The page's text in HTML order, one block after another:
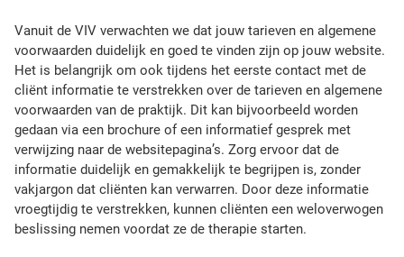
e
e
n
c
r
u
c
i
a
l
e
Vanuit de VIV verwachten we dat jouw tarieven en algemene
voorwaarden duidelijk en goed te vinden zijn op jouw website.
Het is belangrijk om ook tijdens het eerste contact met de
cliënt informatie te verstrekken over de tarieven en algemene
voorwaarden van de praktijk. Dit kan bijvoorbeeld worden
gedaan via een brochure of een informatief gesprek met
verwijzing naar de websitepagina’s. Zorg ervoor dat de
informatie duidelijk en gemakkelijk te begrijpen is, zonder
vakjargon dat cliënten kan verwarren. Door deze informatie
vroegtijdig te verstrekken, kunnen cliënten een weloverwogen
beslissing nemen voordat ze de therapie starten.